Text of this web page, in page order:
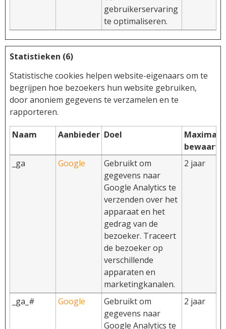
gebruikerservaring
te optimaliseren.
Statistieken (6)
Statistische cookies helpen website-eigenaars om te
begrijpen hoe bezoekers hun website gebruiken,
door anoniem gegevens te verzamelen en te
rapporteren.
Naam Aanbieder Doel
Maximale
_ga
Google
Gebruikt om
gegevens naar
Google Analytics te
verzenden over het
apparaat en het
gedrag van de
bezoeker. Traceert
de bezoeker op
verschillende
apparaten en
marketingkanalen.
2 jaar
_ga_# Google
Gebruikt om
gegevens naar
Google Analytics te
2 jaar